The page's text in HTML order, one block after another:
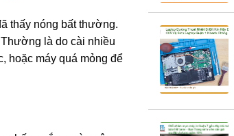
thấy nóng bất thường.
là do cài nhiều
hoặc máy quá mỏng để